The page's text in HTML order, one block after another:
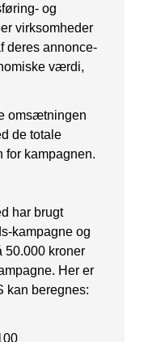
og
virksomheder
deres annonce-
værdi,
omsætningen
de totale
for kampagnen.
har brugt
kampagne og
50.000 kroner
Her er
kan beregnes: